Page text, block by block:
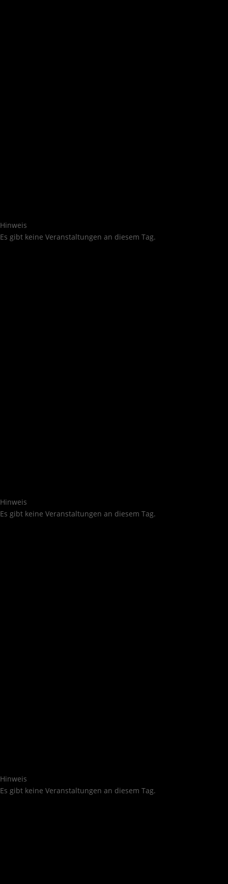
Hinweis
Es gibt keine Veranstaltungen an diesem Tag.
Hinweis
Es gibt keine Veranstaltungen an diesem Tag.
Hinweis
Es gibt keine Veranstaltungen an diesem Tag.